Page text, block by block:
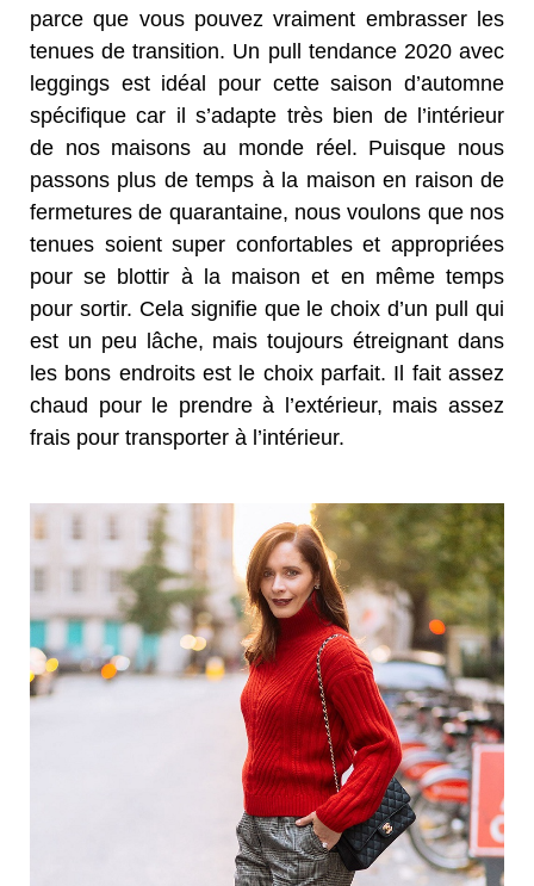
parce que vous pouvez vraiment embrasser les
tenues de transition. Un pull tendance 2020 avec
leggings est idéal pour cette saison d’automne
spécifique car il s’adapte très bien de l’intérieur
de nos maisons au monde réel. Puisque nous
passons plus de temps à la maison en raison de
fermetures de quarantaine, nous voulons que nos
tenues soient super confortables et appropriées
pour se blottir à la maison et en même temps
pour sortir. Cela signifie que le choix d’un pull qui
est un peu lâche, mais toujours étreignant dans
les bons endroits est le choix parfait. Il fait assez
chaud pour le prendre à l’extérieur, mais assez
frais pour transporter à l’intérieur.